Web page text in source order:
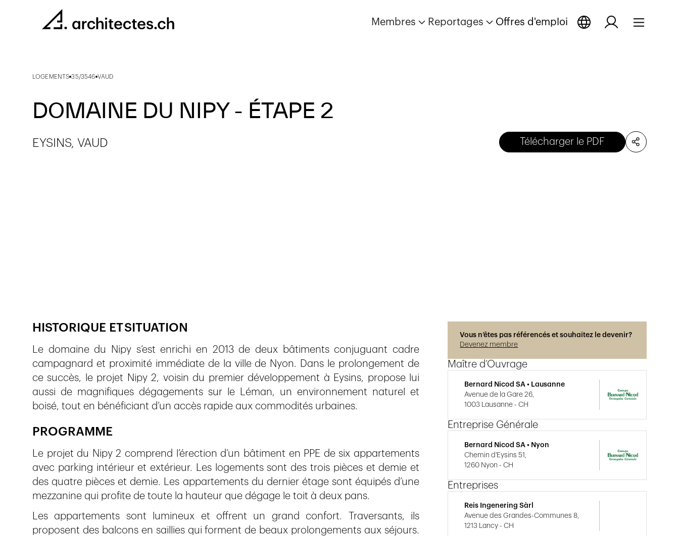
Membres Reportages Offres d'emploi
LOGEMENTS 35/3546 VAUD
DOMAINE DU NIPY - ÉTAPE 2
EYSINS, VAUD Télécharger le PDF
HISTORIQUE ET SITUATION
Le domaine du Nipy s’est enrichi en 2013 de deux bâtiments conjuguant cadre
campagnard et proximité immédiate de la ville de Nyon. Dans le prolongement de
ce succès, le projet Nipy 2, voisin du premier développement à Eysins, propose lui
aussi de magnifiques dégagements sur le Léman, un environnement naturel et
boisé, tout en bénéficiant d’un accès rapide aux commodités urbaines.
PROGRAMME
Le projet du Nipy 2 comprend l’érection d’un bâtiment en PPE de six appartements
avec parking intérieur et extérieur. Les logements sont des trois pièces et demie et
des quatre pièces et demie. Les appartements du dernier étage sont équipés d’une
mezzanine qui profite de toute la hauteur que dégage le toit à deux pans.
Les appartements sont lumineux et offrent un grand confort. Traversants, ils
proposent des balcons en saillies qui forment de beaux prolongements aux séjours.
Vous n’êtes pas référencés et souhaitez le devenir?
Devenez membre
Maître d’Ouvrage
Bernard Nicod SA • Lausanne
Avenue de la Gare 26,
1003 Lausanne - CH
Entreprise Générale
Bernard Nicod SA • Nyon
Chemin d'Eysins 51,
1260 Nyon - CH
Entreprises
Reis Ingenering Sàrl
Avenue des Grandes-Communes 8,
1213 Lancy - CH